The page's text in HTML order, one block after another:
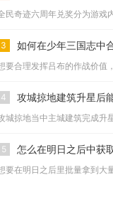
3 如何在少年三国志中
4 攻城掠地建筑升星后
5 怎么在明日之后中获